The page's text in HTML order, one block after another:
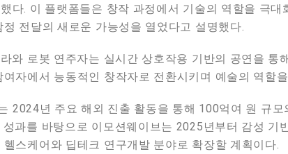
다. 이 플랫폼들은 창작 과정에서 기술의 역할을 극대
전달의 새로운 가능성을 열었다고 설명했다.
와 로봇 연주자는 실시간 상호작용 기반의 공연을 통
자에서 능동적인 창작자로 전환시키며 예술의 역할
2024년 주요 해외 진출 활동을 통해 100억여 원 규
과를 바탕으로 이모션웨이브는 2025년부터 감성 기
스케어와 딥테크 연구개발 분야로 확장할 계획이다.